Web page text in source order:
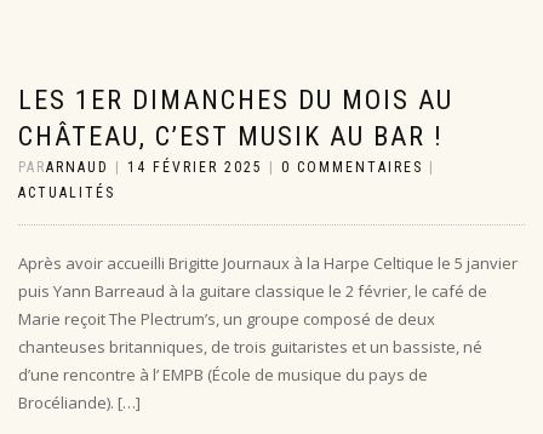
LES 1ER DIMANCHES DU MOIS AU
CHÂTEAU, C’EST MUSIK AU BAR !
PARARNAUD 14 FÉVRIER 2025 0 COMMENTAIRES
ACTUALITÉS
Après avoir accueilli Brigitte Journaux à la Harpe Celtique le 5 janvier
puis Yann Barreaud à la guitare classique le 2 février, le café de
Marie reçoit The Plectrum’s, un groupe composé de deux
chanteuses britanniques, de trois guitaristes et un bassiste, né
d’une rencontre à l’ EMPB (École de musique du pays de
Brocéliande). […]